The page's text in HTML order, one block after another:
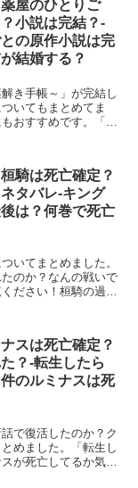
薬屋のひとりご
小説は完結？-
の原作小説は完
結婚する？
き手帳～」が完結し
いてもまとめてま
おすすめです。「薬
騎は死亡確定？
タバレ-キング
は？何巻で死亡
いてまとめました。
のか？なんの戦いで
ださい！桓騎の過去
スは死亡確定？
？-転生したら
のルミナスは死
で復活したのか？ク
めました。「転生し
が死亡してるか気に